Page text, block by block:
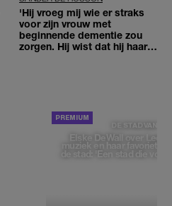
'Hij vroeg mij wie er straks
voor zijn vrouw met
beginnende dementie zou
zorgen. Hij wist dat hij haar
DE STAD VAN
Elske DeWall over
muziek en haar favoriete
de stad: 'Een stad die